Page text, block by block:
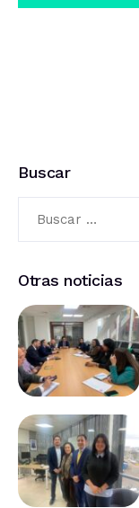
Buscar
Otras noticias